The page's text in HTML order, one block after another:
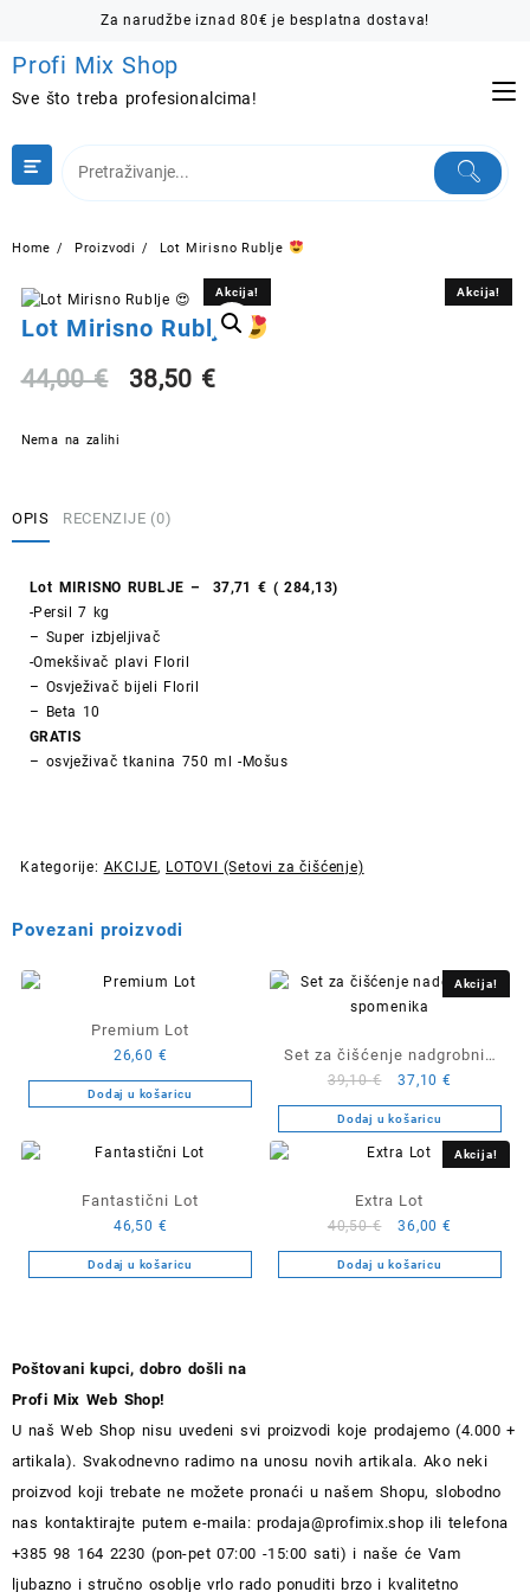
content
Za narudžbe iznad 80€ je besplatna dostava!
Profi Mix Shop
Sve što treba profesionalcima!
Home Proizvodi Lot Mirisno Rublje
Akcija!
Lot Mirisno Rublje
44,00€
Izvorna
je:
38,50 €Trenutna
Nema na zalihi
Akcija!
OPIS RECENZIJE (0)
Lot MIRISNO RUBLJE – 37,71 € ( 284,13)
-Persil 7 kg
– Super izbjeljivač
-Omekšivač plavi Floril
– Osvježivač bijeli Floril
– Beta 10
GRATIS
– osvježivač tkanina 750 ml -Mošus
Kategorije: AKCIJE, LOTOVI (Setovi za čišćenje)
Povezani proizvodi
Premium Lot
26,60 €
Dodaj u košaricu
Akcija!
Set za čišćenje nadgrobnih
spomenika
39,10€
Izvorna
cijena
bila
je:
37,10€
cijena
je:
37,10 €.
Dodaj u košaricu
Fantastični Lot
46,50 €
Dodaj u košaricu
Akcija!
Extra Lot
40,50€
Izvorna
cijena
bila
36,00€
cijena
je:
Dodaj u košaricu
Poštovani kupci, dobro došli na
Profi Mix Web Shop!
U naš Web Shop nisu uvedeni svi proizvodi koje prodajemo (4.000 +
artikala). Svakodnevno radimo na unosu novih artikala. Ako neki
proizvod koji trebate ne možete pronaći u našem Shopu, slobodno
nas kontaktirajte putem e-maila:prodaja@profimix.shop ili telefona
+385 98 164 2230 (pon-pet 07:00 -15:00 sati) i naše će Vam
ljubazno i stručno osoblje vrlo rado ponuditi brzo i kvalitetno